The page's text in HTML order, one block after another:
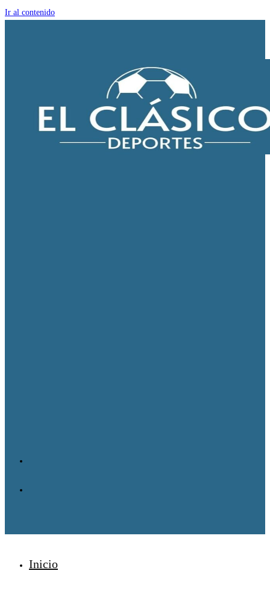
Ir al contenido
Inicio